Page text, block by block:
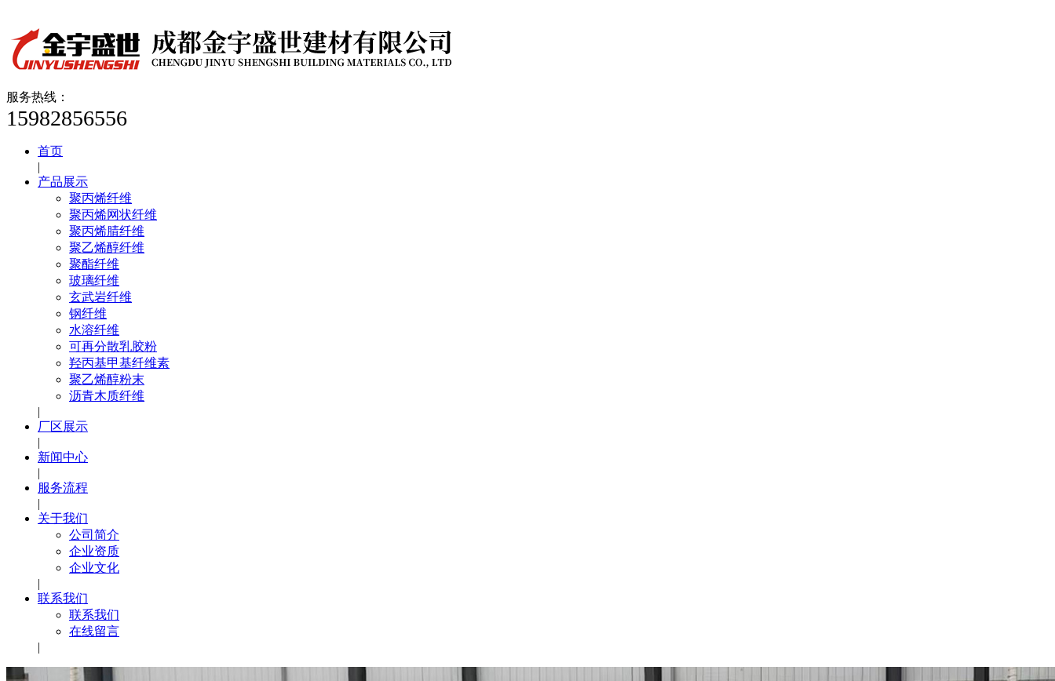
服务热线：
15982856556
首页
|
产品展示
聚丙烯纤维
聚丙烯网状纤维
聚丙烯腈纤维
聚乙烯醇纤维
聚酯纤维
玻璃纤维
玄武岩纤维
钢纤维
水溶纤维
可再分散乳胶粉
羟丙基甲基纤维素
聚乙烯醇粉末
沥青木质纤维
|
厂区展示
|
新闻中心
|
服务流程
|
关于我们
公司简介
企业资质
企业文化
|
联系我们
联系我们
在线留言
|